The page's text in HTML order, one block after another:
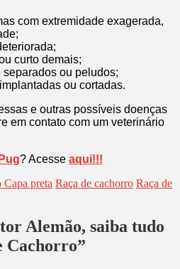
com extremidade exagerada,
curto demais;
ou peludos;
ou cortadas.
e outras possíveis doenças
em contato com um veterinário
? Acesse aqui!!!
Capa preta Raça de cachorro Raça de
Alemão, saiba tudo
Cachorro”